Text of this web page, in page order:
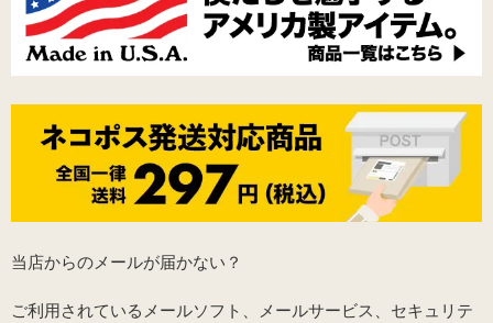
当店からのメールが届かない？
ご利用されているメールソフト、メールサービス、セキュリテ